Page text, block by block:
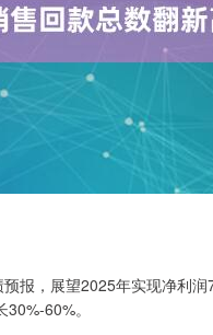
报，展望2025年实现净利
60%。